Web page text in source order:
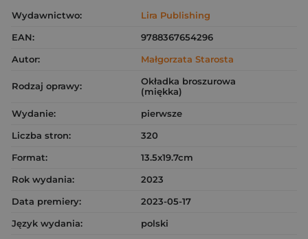
Wydawnictwo:
Lira Publishing
EAN:
9788367654296
Autor:
Małgorzata Starosta
Rodzaj oprawy:
Okładka broszurowa
(miękka)
Wydanie:
pierwsze
Liczba stron:
320
Format:
13.5x19.7cm
Rok wydania:
2023
Data premiery:
2023-05-17
Język wydania:
polski